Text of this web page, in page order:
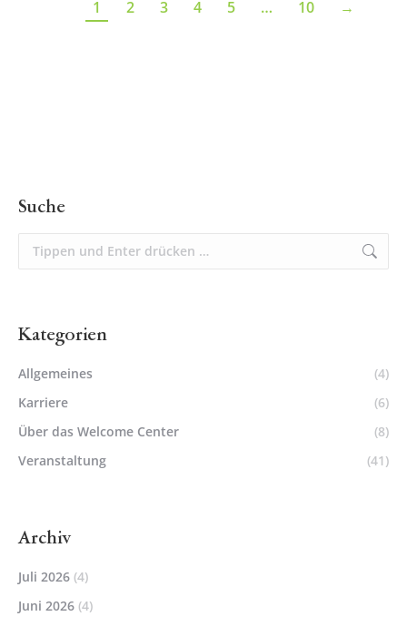
1 2 3 4 5 … 10 →
Suche
Suchen:
Kategorien
Allgemeines
(4)
Karriere
(6)
Über das Welcome Center
(8)
Veranstaltung
(41)
Archiv
Juli 2026 (4)
Juni 2026 (4)